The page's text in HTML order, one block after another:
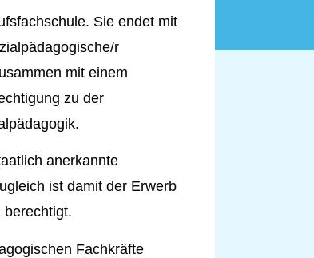
Sie endet mit
r
mit einem
zu der
anerkannte
ist damit der Erwerb
berechtigt.
Fachkräfte